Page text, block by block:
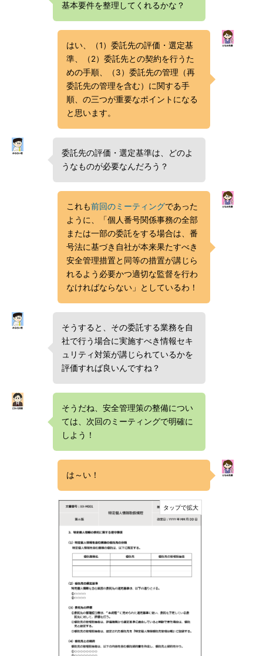
基本要件を整理してくれるかな？
はい、（1）委託先の評価・選定基
準、（2）委託先との契約を行うた
めの手順、（3）委託先の管理（再
委託先の管理を含む）に関する手
順、の三つが重要なポイントになる
と思います。
委託先の評価・選定基準は、どのよ
うなものが必要なんだろう？
これも前回のミーティングであった
ように、「個人番号関係事務の全部
または一部の委託をする場合は、番
号法に基づき自社が本来果たすべき
安全管理措置と同等の措置が講じら
れるよう必要かつ適切な監督を行わ
なければならない」としているわ！
そうすると、その委託する業務を自
社で行う場合に実施すべき情報セキ
ュリティ対策が講じられているかを
評価すれば良いんですね？
そうだね、安全管理策の整備につい
ては、次回のミーティングで明確に
しよう！
は～い！